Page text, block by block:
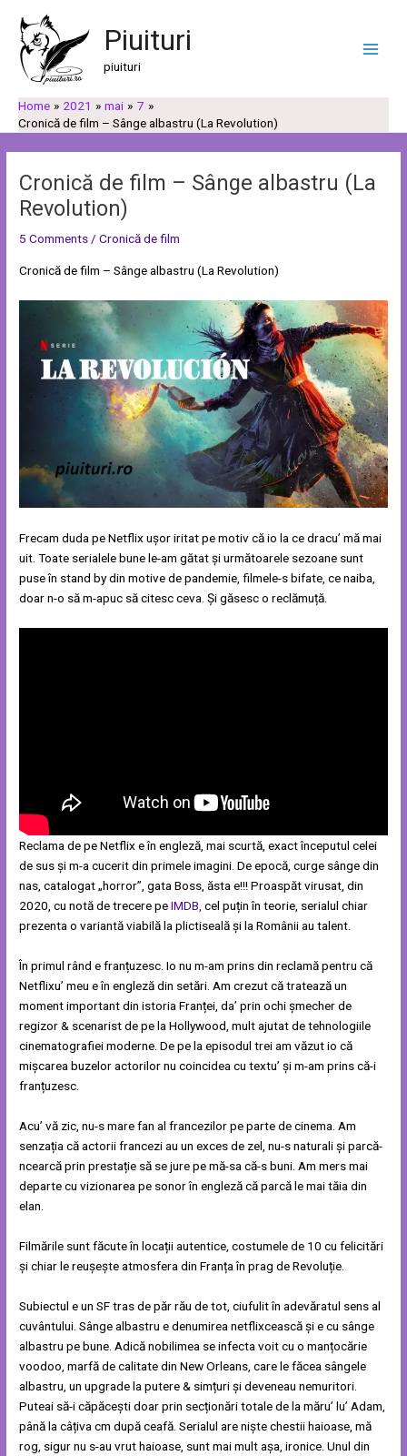
content
Piuituri
piuituri
Menu
Home 2021 mai
7
Cronică de film – Sânge albastru (La Revolution)
Cronică de film – Sânge albastru (La
Revolution)
5 Comments/Cronică de film
Cronică de film – Sânge albastru (La Revolution)
Frecam duda pe Netflix ușor iritat pe motiv că io la ce dracu’ mă mai
uit. Toate serialele bune le-am gătat și următoarele sezoane sunt
puse în stand by din motive de pandemie, filmele-s bifate, ce naiba,
doar n-o să m-apuc să citesc ceva. Și găsesc o reclămuță.
Reclama de pe Netflix e în engleză, mai scurtă, exact începutul celei
de sus și m-a cucerit din primele imagini. De epocă, curge sânge din
nas, catalogat „horror”, gata Boss, ăsta e!!! Proaspăt virusat, din
2020, cu notă de trecere peIMDB, cel puțin în teorie, serialul chiar
prezenta o variantă viabilă la plictiseală și la Românii au talent.
În primul rând e franțuzesc. Io nu m-am prins din reclamă pentru că
Netflixu’ meu e în engleză din setări. Am crezut că tratează un
moment important din istoria Franței, da’ prin ochi șmecher de
regizor & scenarist de pe la Hollywood, mult ajutat de tehnologiile
cinematografiei moderne. De pe la episodul trei am văzut io că
mișcarea buzelor actorilor nu coincidea cu textu’ și m-am prins că-i
franțuzesc.
Acu’ vă zic, nu-s mare fan al francezilor pe parte de cinema. Am
senzația că actorii francezi au un exces de zel, nu-s naturali și parcă-
ncearcă prin prestație să se jure pe mă-sa că-s buni. Am mers mai
departe cu vizionarea pe sonor în engleză că parcă le mai tăia din
elan.
Filmările sunt făcute în locații autentice, costumele de 10 cu felicitări
și chiar le reușește atmosfera din Franța în prag de Revoluție.
Subiectul e un SF tras de păr rău de tot, ciufulit în adevăratul sens al
cuvântului. Sânge albastru e denumirea netflixcească și e cu sânge
albastru pe bune. Adică nobilimea se infecta voit cu o manțocărie
voodoo, marfă de calitate din New Orleans, care le făcea sângele
albastru, un upgrade la putere & simțuri și deveneau nemuritori.
Puteai să-i căpăcești doar prin secționări totale de la măru’ lu’ Adam,
până la câțiva cm după ceafă. Serialul are niște chestii haioase, mă
rog, sigur nu s-au vrut haioase, sunt mai mult așa, ironice. Unul din
navigation
a
u
ă
a
t
g
o
i